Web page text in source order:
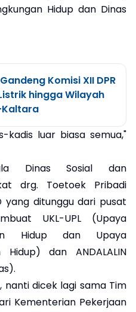
Hidup dan Dinas
Komisi XII DPR
hingga Wilayah
kadis luar biasa semua,"
Dinas Sosial dan
drg. Toetoek Pribadi
yang ditunggu dari pusat
UKL-UPL (Upaya
Hidup dan Upaya
Hidup) dan ANDALALIN
nanti dicek lagi sama Tim
Kementerian Pekerjaan